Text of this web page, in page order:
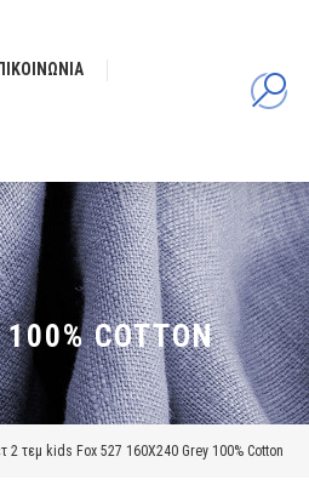
2 τεμ kids Fox 527 160X240 Grey 100% Cotton
COTTON